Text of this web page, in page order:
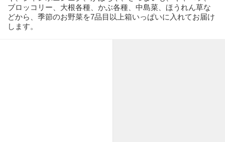
ブロッコリー、大根各種、かぶ各種、中島菜、ほうれん草な
どから、季節のお野菜を7品目以上箱いっぱいに入れてお届け
します。